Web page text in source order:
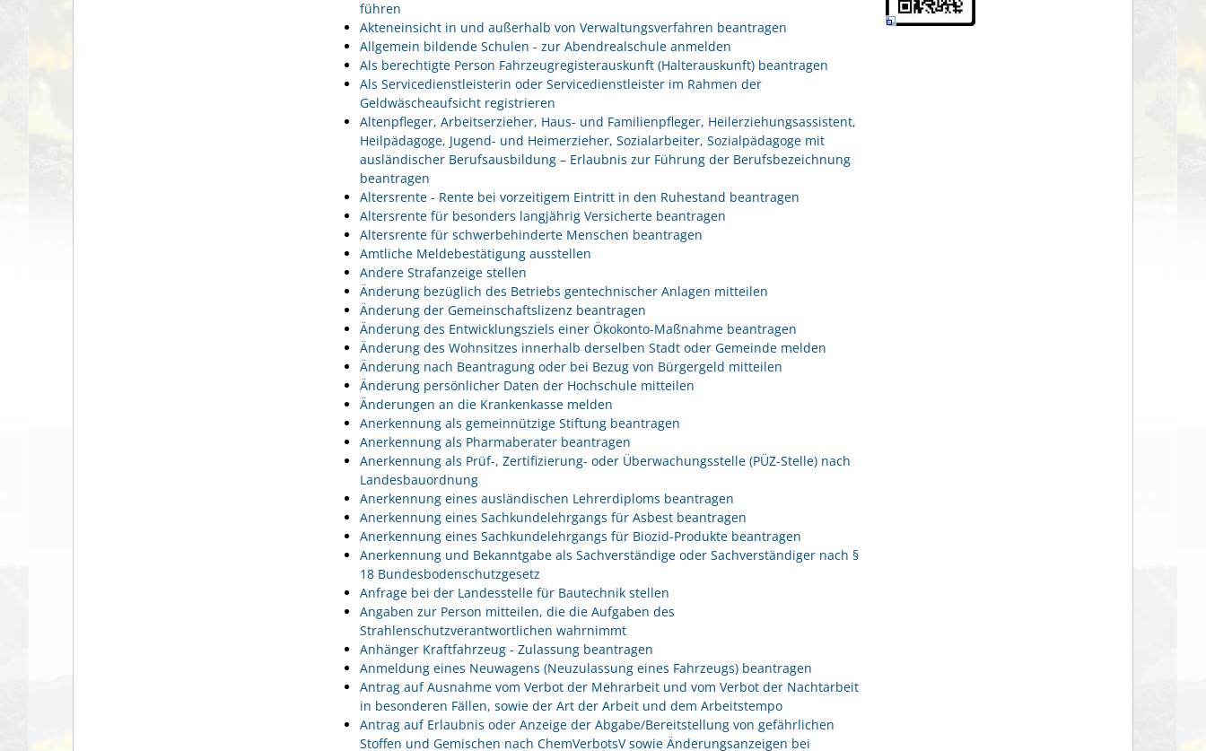
führen
Akteneinsicht in und außerhalb von Verwaltungsverfahren beantragen
Allgemein bildende Schulen - zur Abendrealschule anmelden
Als berechtigte Person Fahrzeugregisterauskunft (Halterauskunft) beantragen
Als Servicedienstleisterin oder Servicedienstleister im Rahmen der
Geldwäscheaufsicht registrieren
Altenpfleger, Arbeitserzieher, Haus- und Familienpfleger, Heilerziehungsassistent,
Heilpädagoge, Jugend- und Heimerzieher, Sozialarbeiter, Sozialpädagoge mit
ausländischer Berufsausbildung – Erlaubnis zur Führung der Berufsbezeichnung
beantragen
Altersrente - Rente bei vorzeitigem Eintritt in den Ruhestand beantragen
Altersrente für besonders langjährig Versicherte beantragen
Altersrente für schwerbehinderte Menschen beantragen
Amtliche Meldebestätigung ausstellen
Andere Strafanzeige stellen
Änderung bezüglich des Betriebs gentechnischer Anlagen mitteilen
Änderung der Gemeinschaftslizenz beantragen
Änderung des Entwicklungsziels einer Ökokonto-Maßnahme beantragen
Änderung des Wohnsitzes innerhalb derselben Stadt oder Gemeinde melden
Änderung nach Beantragung oder bei Bezug von Bürgergeld mitteilen
Änderung persönlicher Daten der Hochschule mitteilen
Änderungen an die Krankenkasse melden
Anerkennung als gemeinnützige Stiftung beantragen
Anerkennung als Pharmaberater beantragen
Anerkennung als Prüf-, Zertifizierung- oder Überwachungsstelle (PÜZ-Stelle) nach
Landesbauordnung
Anerkennung eines ausländischen Lehrerdiploms beantragen
Anerkennung eines Sachkundelehrgangs für Asbest beantragen
Anerkennung eines Sachkundelehrgangs für Biozid-Produkte beantragen
Anerkennung und Bekanntgabe als Sachverständige oder Sachverständiger nach §
18 Bundesbodenschutzgesetz
Anfrage bei der Landesstelle für Bautechnik stellen
Angaben zur Person mitteilen, die die Aufgaben des
Strahlenschutzverantwortlichen wahrnimmt
Anhänger Kraftfahrzeug - Zulassung beantragen
Anmeldung eines Neuwagens (Neuzulassung eines Fahrzeugs) beantragen
Antrag auf Ausnahme vom Verbot der Mehrarbeit und vom Verbot der Nachtarbeit
in besonderen Fällen, sowie der Art der Arbeit und dem Arbeitstempo
Antrag auf Erlaubnis oder Anzeige der Abgabe/Bereitstellung von gefährlichen
Stoffen und Gemischen nach ChemVerbotsV sowie Änderungsanzeigen bei